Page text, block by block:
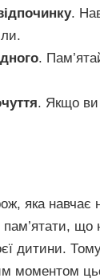
.
.
. Якщо ви
яка навчає
що
дитини.
моментом